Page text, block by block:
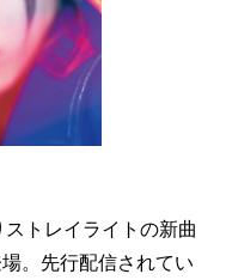
トレイライトの新曲
。先行配信されてい